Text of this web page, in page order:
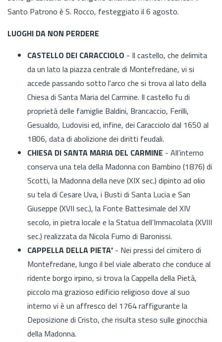
Santo Patrono è S. Rocco, festeggiato il 6 agosto.
LUOGHI DA NON PERDERE
CASTELLO DEI CARACCIOLO - Il castello, che delimita
da un lato la piazza centrale di Montefredane, vi si
accede passando sotto l'arco che si trova al lato della
Chiesa di Santa Maria del Carmine. Il castello fu di
proprietà delle famiglie Baldini, Brancaccio, Ferilli,
Gesualdo, Ludovisi ed, infine, dei Caracciolo dal 1650 al
1806, data di abolizione dei diritti feudali.
CHIESA DI SANTA MARIA DEL CARMINE - All’interno
conserva una tela della Madonna con Bambino (1876) di
Scotti, la Madonna della neve (XIX sec.) dipinto ad olio
su tela di Cesare Uva, i Busti di Santa Lucia e San
Giuseppe (XVII sec.), la Fonte Battesimale del XIV
secolo, in pietra locale e la Statua dell’Immacolata (XVIII
sec.) realizzata da Nicola Fumo di Baronissi.
CAPPELLA DELLA PIETA' - Nei pressi del cimitero di
Montefredane, lungo il bel viale alberato che conduce al
ridente borgo irpino, si trova la Cappella della Pietà,
piccolo ma grazioso edificio religioso dove al suo
interno vi è un affresco del 1764 raffigurante la
Deposizione di Cristo, che risulta steso sulle ginocchia
della Madonna.